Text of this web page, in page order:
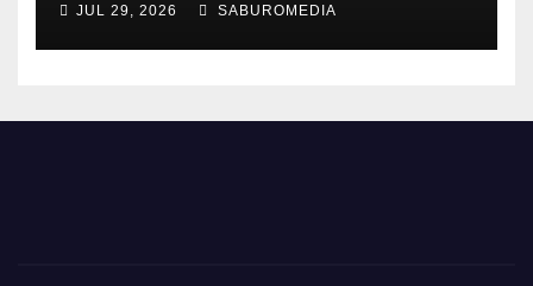
JUL 29, 2026 SABUROMEDIA